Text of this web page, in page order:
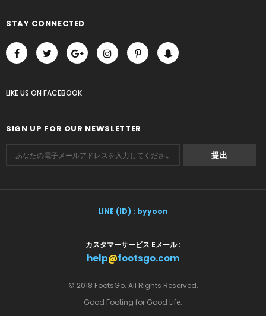
STAY CONNECTED
LIKE US ON FACEBOOK
SIGN UP FOR OUR NEWSLETTER
LINE (ID) : byyoon
カスタマーサービス Eメール :
help@footsgo.com
© 2018 FootsGo. All Rights Reserved.
Good Footing for Good Life.